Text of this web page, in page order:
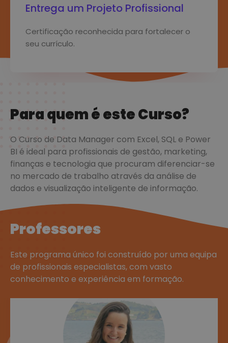
Entrega um Projeto Profissional
Certificação reconhecida para fortalecer o
seu currículo.
Para quem é este Curso?
O Curso de Data Manager com Excel, SQL e Power
BI é ideal para profissionais de gestão, marketing,
finanças e tecnologia que procuram diferenciar-se
no mercado de trabalho através da análise de
dados e visualização inteligente de informação.
Professores
Este programa único foi construído por uma equipa
de profissionais especialistas, com vasto
conhecimento e experiência em formação.